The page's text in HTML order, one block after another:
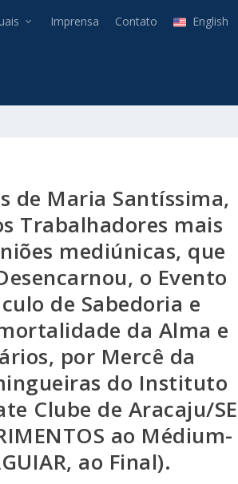
Imprensa Contato English
de Maria Santíssima,
Trabalhadores mais
mediúnicas, que
o Evento
de Sabedoria e
da Alma e
por Mercê da
do Instituto
Clube de Aracaju/SE
ao Médium-
ao Final).